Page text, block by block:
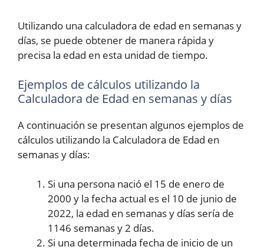
Utilizando una calculadora de edad en semanas y
días, se puede obtener de manera rápida y
precisa la edad en esta unidad de tiempo.
Ejemplos de cálculos utilizando la
Calculadora de Edad en semanas y días
A continuación se presentan algunos ejemplos de
cálculos utilizando la Calculadora de Edad en
semanas y días:
Si una persona nació el 15 de enero de
2000 y la fecha actual es el 10 de junio de
2022, la edad en semanas y días sería de
1146 semanas y 2 días.
Si una determinada fecha de inicio de un